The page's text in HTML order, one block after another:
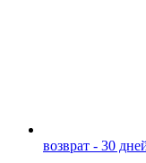
возврат - 30